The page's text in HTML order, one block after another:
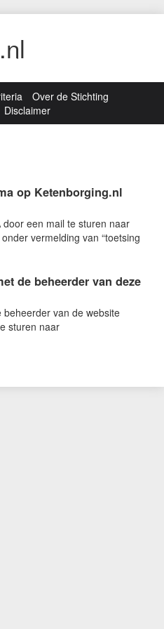
Over de Stichting
Disclaimer
op Ketenborging.nl
een mail te sturen naar
onder vermelding van “toetsing
de beheerder van deze
van de website
sturen naar